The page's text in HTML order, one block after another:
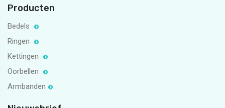
Producten
Bedels
Ringen
Kettingen
Oorbellen
Armbanden